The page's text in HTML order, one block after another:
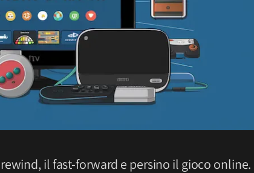
il fast-forward e persino il gioco online.